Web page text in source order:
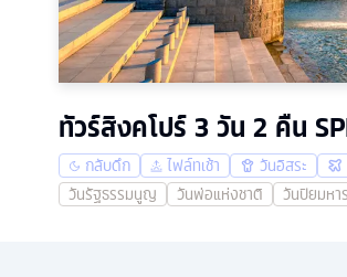
ทัวร์สิงคโปร์ 3 วัน 2 คืน
กลับดึก ไฟล์ทเช้า วันอิสระ
วันรัฐธรรมนูญ
วันพ่อแห่งชาติ วันปิยมหา